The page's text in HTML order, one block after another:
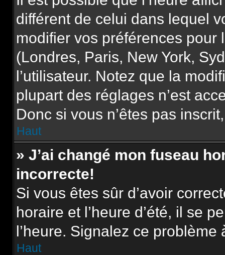
différent de celui dans lequel
modifier vos préférences
(Londres, Paris, New York,
l’utilisateur. Notez que la
plupart des réglages n’est
Donc si vous n’êtes pas
Haut
» J’ai changé mon fuseau
incorrecte!
Si vous êtes sûr d’avoir
horaire et l’heure d’été, il se
l’heure. Signalez ce problème
Haut